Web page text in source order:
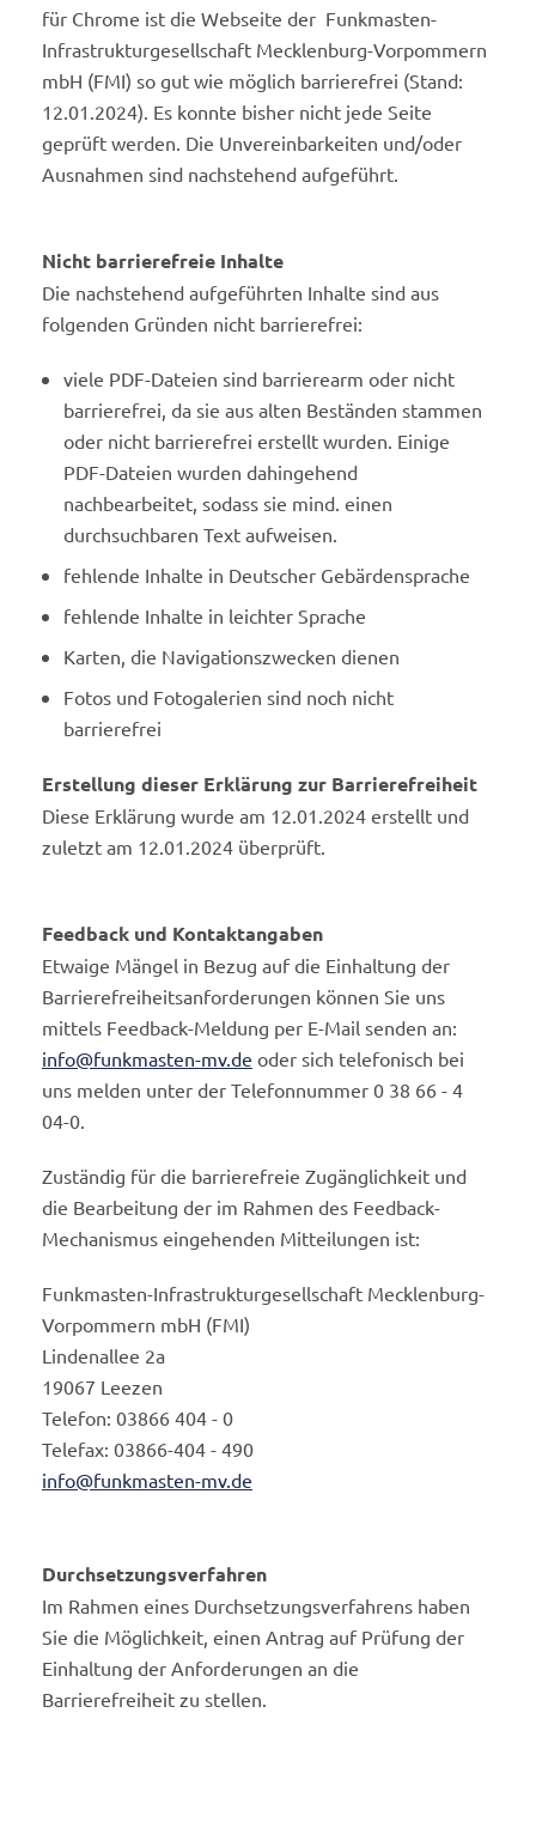
für Chrome ist die Webseite der Funkmasten-
Infrastrukturgesellschaft Mecklenburg-Vorpommern
mbH (FMI) so gut wie möglich barrierefrei (Stand:
12.01.2024). Es konnte bisher nicht jede Seite
geprüft werden. Die Unvereinbarkeiten und/oder
Ausnahmen sind nachstehend aufgeführt.
Nicht barrierefreie Inhalte
Die nachstehend aufgeführten Inhalte sind aus
folgenden Gründen nicht barrierefrei:
viele PDF-Dateien sind barrierearm oder nicht
barrierefrei, da sie aus alten Beständen stammen
oder nicht barrierefrei erstellt wurden. Einige
PDF-Dateien wurden dahingehend
nachbearbeitet, sodass sie mind. einen
durchsuchbaren Text aufweisen.
fehlende Inhalte in Deutscher Gebärdensprache
fehlende Inhalte in leichter Sprache
Karten, die Navigationszwecken dienen
Fotos und Fotogalerien sind noch nicht
barrierefrei
Erstellung dieser Erklärung zur Barrierefreiheit
Diese Erklärung wurde am 12.01.2024 erstellt und
zuletzt am 12.01.2024 überprüft.
Feedback und Kontaktangaben
Etwaige Mängel in Bezug auf die Einhaltung der
Barrierefreiheitsanforderungen können Sie uns
mittels Feedback-Meldung per E-Mail senden an:
info@funkmasten-mv.de oder sich telefonisch bei
uns melden unter der Telefonnummer 0 38 66 - 4
04-0.
Zuständig für die barrierefreie Zugänglichkeit und
die Bearbeitung der im Rahmen des Feedback-
Mechanismus eingehenden Mitteilungen ist:
Funkmasten-Infrastrukturgesellschaft Mecklenburg-
Vorpommern mbH (FMI)
Lindenallee 2a
19067 Leezen
Telefon: 03866 404 - 0
Telefax: 03866-404 - 490
info@funkmasten-mv.de
Durchsetzungsverfahren
Im Rahmen eines Durchsetzungsverfahrens haben
Sie die Möglichkeit, einen Antrag auf Prüfung der
Einhaltung der Anforderungen an die
Barrierefreiheit zu stellen.